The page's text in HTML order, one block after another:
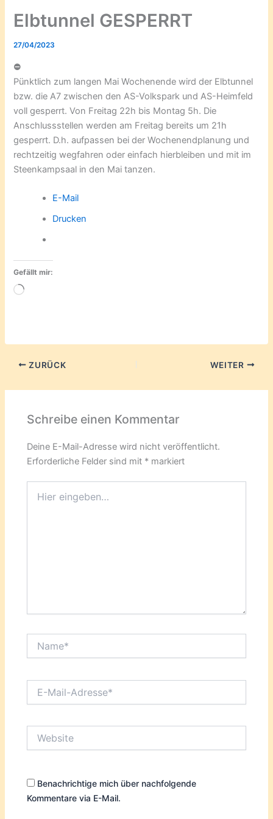
Elbtunnel GESPERRT
27/04/2023
⛔️
Pünktlich zum langen Mai Wochenende wird der Elbtunnel
bzw. die A7 zwischen den AS-Volkspark und AS-Heimfeld
voll gesperrt. Von Freitag 22h bis Montag 5h. Die
Anschlussstellen werden am Freitag bereits um 21h
gesperrt. D.h. aufpassen bei der Wochenendplanung und
rechtzeitig wegfahren oder einfach hierbleiben und mit im
Steenkampsaal in den Mai tanzen.
E-Mail
Drucken
Gefällt mir:
Wird
ZURÜCK WEITER
Schreibe einen Kommentar
Deine E-Mail-Adresse wird nicht veröffentlicht.
Erforderliche Felder sind mit * markiert
eingeben…
Mail-
Benachrichtige mich über nachfolgende
Kommentare via E-Mail.